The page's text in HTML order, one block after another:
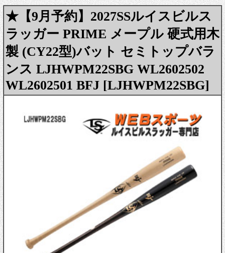
★【9月予約】2027SSルイスビルス
ラッガー PRIME メープル 硬式用木
製 (CY22型)バット セミトップバラ
ンス LJHWPM22SBG WL2602502
WL2602501 BFJ [LJHWPM22SBG]